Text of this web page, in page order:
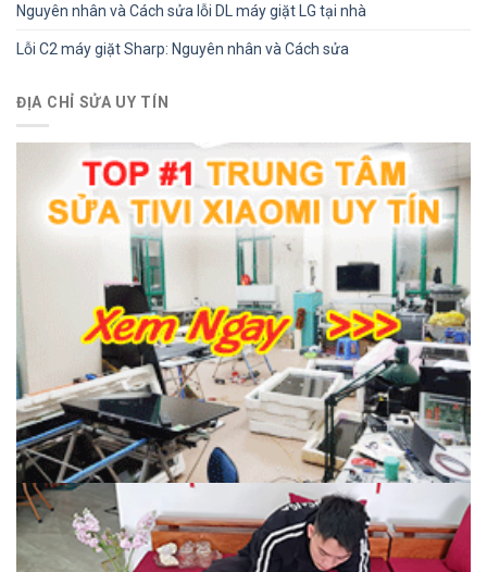
Nguyên nhân và Cách sửa lỗi DL máy giặt LG tại nhà
Lỗi C2 máy giặt Sharp: Nguyên nhân và Cách sửa
ĐỊA CHỈ SỬA UY TÍN